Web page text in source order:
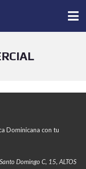
Dominicana con tu
Domingo C, 15, ALTOS